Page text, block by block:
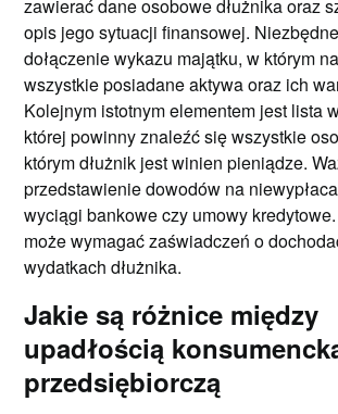
zawierać dane osobowe dłużnika oraz
opis jego sytuacji finansowej.
dołączenie wykazu majątku, w którym
wszystkie posiadane aktywa oraz ich
Kolejnym istotnym elementem jest lista
której powinny znaleźć się wszystkie
którym dłużnik jest winien pieniądze.
przedstawienie dowodów na
wyciągi bankowe czy umowy
może wymagać zaświadczeń o
wydatkach dłużnika.
Jakie są różnice między
upadłością
przedsiębiorczą